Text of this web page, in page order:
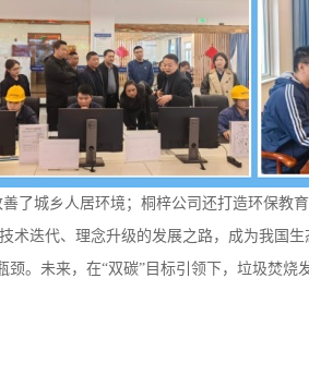
乡人居环境；桐梓公司还打造环保教育
迭代、理念升级的发展之路，成为我国
。未来，在“双碳”目标引领下，垃圾焚